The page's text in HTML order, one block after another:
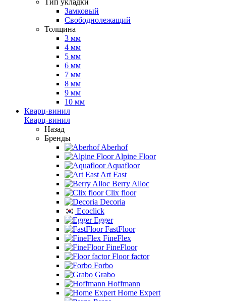
Тип укладки
Замковый
Свободнолежащий
Толщина
3 мм
4 мм
5 мм
6 мм
7 мм
8 мм
9 мм
10 мм
Кварц-винил
Кварц-винил
Назад
Бренды
Aberhof
Alpine Floor
Aquafloor
Art East
Berry Alloc
Clix floor
Decoria
Ecoclick
Egger
FastFloor
FineFlex
FineFloor
Floor factor
Forbo
Grabo
Hoffmann
Home Expert